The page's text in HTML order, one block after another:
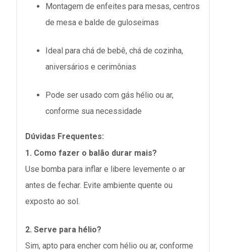
Montagem de enfeites para mesas, centros
de mesa e balde de guloseimas
Ideal para chá de bebê, chá de cozinha,
aniversários e cerimônias
Pode ser usado com gás hélio ou ar,
conforme sua necessidade
Dúvidas Frequentes:
1. Como fazer o balão durar mais?
Use bomba para inflar e libere levemente o ar
antes de fechar. Evite ambiente quente ou
exposto ao sol.
2. Serve para hélio?
Sim, apto para encher com hélio ou ar, conforme